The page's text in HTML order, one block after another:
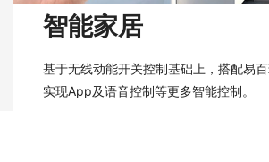
智能家居
基于无线动能开关控制基础上，搭配易
实现App及语音控制等更多智能控制。